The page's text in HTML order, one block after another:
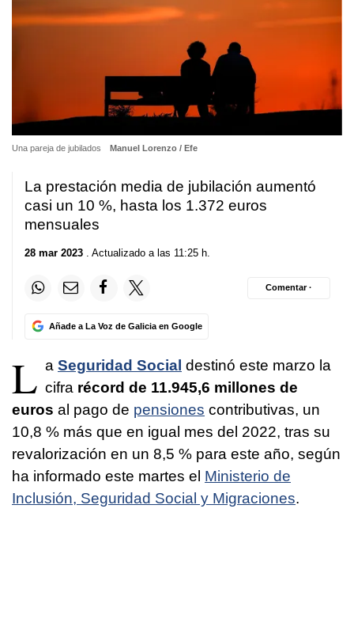
Una pareja de jubilados Manuel Lorenzo / Efe
La prestación media de jubilación aumentó
casi un 10 %, hasta los 1.372 euros
mensuales
28 mar 2023 . Actualizado a las 11:25 h.
Añade a La Voz de Galicia en Google
Comentar ·
L a Seguridad Social destinó este marzo la
cifra récord de 11.945,6 millones de
euros al pago de pensiones contributivas, un
10,8 % más que en igual mes del 2022, tras su
revalorización en un 8,5 % para este año, según
ha informado este martes el Ministerio de
Inclusión, Seguridad Social y Migraciones.